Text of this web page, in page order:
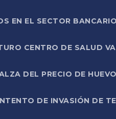
EN EL SECTOR
CENTRO DE SALUD
DEL PRECIO DE
DE INVASIÓN DE